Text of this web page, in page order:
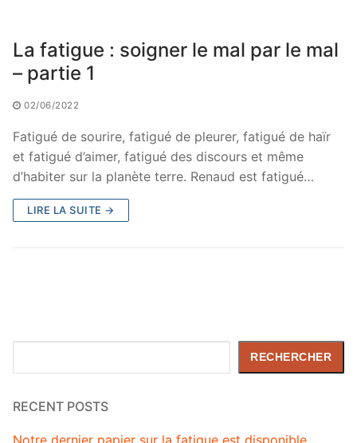
La fatigue : soigner le mal par le mal
– partie 1
02/06/2022
Fatigué de sourire, fatigué de pleurer, fatigué de haïr
et fatigué d’aimer, fatigué des discours et même
d’habiter sur la planète terre. Renaud est fatigué…
LIRE LA SUITE →
RECHERCHER
RECENT POSTS